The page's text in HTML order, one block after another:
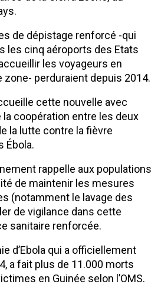
de dépistage renforcé -qui
les cinq aéroports des Etats
les voyageurs en
zone- perduraient depuis 2014.
cette nouvelle avec
coopération entre les deux
la lutte contre la fièvre
Ébola.
rappelle aux populations
de maintenir les mesures
(notamment le lavage des
de vigilance dans cette
sanitaire renforcée.
d’Ebola qui a officiellement
a fait plus de 11.000 morts
en Guinée selon l’OMS.